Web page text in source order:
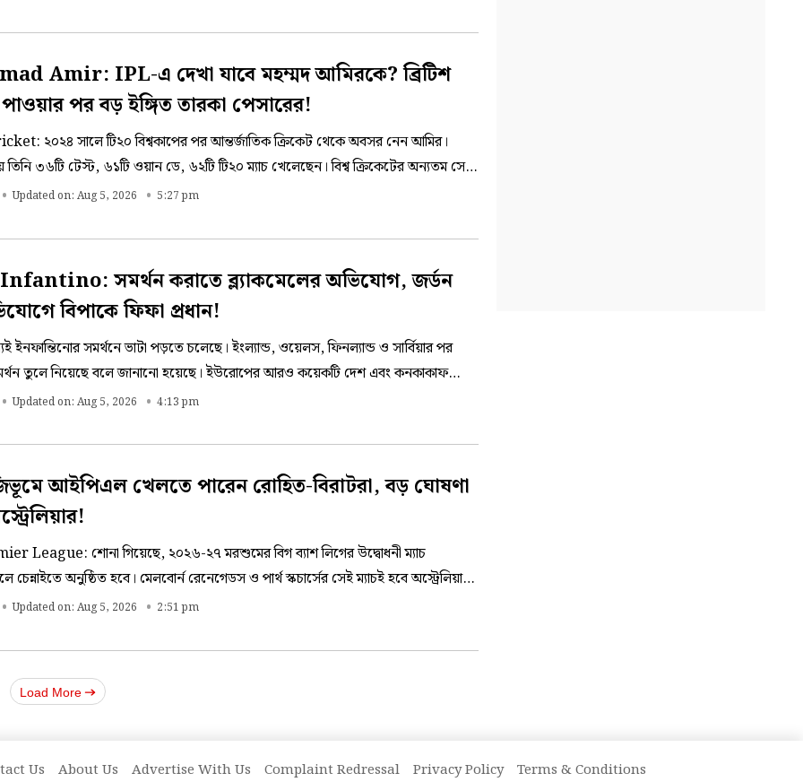
Amir: IPL-এ দেখা যাবে মহম্মদ আমিরকে? ব্রিটিশ
পাওয়ার পর বড় ইঙ্গিত তারকা পেসারের!
২০২৪ সালে টি২০ বিশ্বকাপের পর আন্তর্জাতিক ক্রিকেট থেকে অবসর নেন আমির।
তিনি ৩৬টি টেস্ট, ৬১টি ওয়ান ডে, ৬২টি টি২০ ম্যাচ খেলেছেন। বিশ্ব ক্রিকেটের অন্যতম সেরা
আজও তিনি ফ্র্যাঞ্চাইজি ক্রিকেটে খুব জনপ্রিয়।
Updated on: Aug 5, 2026 5:27 pm
সমর্থন করাতে ব্ল্যাকমেলের অভিযোগ, জর্ডন
বিপাকে ফিফা প্রধান!
ইনফান্তিনোর সমর্থনে ভাটা পড়তে চলেছে। ইংল্যান্ড, ওয়েলস, ফিনল্যান্ড ও সার্বিয়ার পর
তুলে নিয়েছে বলে জানানো হয়েছে। ইউরোপের আরও কয়েকটি দেশ এবং কনকাকাফ
একই পথে হাঁটছে বলে জানানো হয়েছে।
Updated on: Aug 5, 2026 4:13 pm
আইপিএল খেলতে পারেন রোহিত-বিরাটরা, বড় ঘোষণা
League: শোনা গিয়েছে, ২০২৬-২৭ মরশুমের বিগ ব্যাশ লিগের উদ্বোধনী ম্যাচ
চেন্নাইতে অনুষ্ঠিত হবে। মেলবোর্ন রেনেগেডস ও পার্থ স্কচার্সের সেই ম্যাচই হবে অস্ট্রেলিয়ার
প্রথম বিবিএল।
Updated on: Aug 5, 2026 2:51 pm
Load More
Us About Us Advertise With Us Complaint Redressal Privacy Policy Terms & Conditions